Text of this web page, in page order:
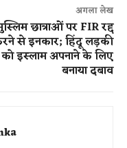
अगला लेख
छात्राओं पर FIR रद्द
से इनकार; हिंदू लड़की
को इस्लाम अपनाने के लिए
बनाया दबाव